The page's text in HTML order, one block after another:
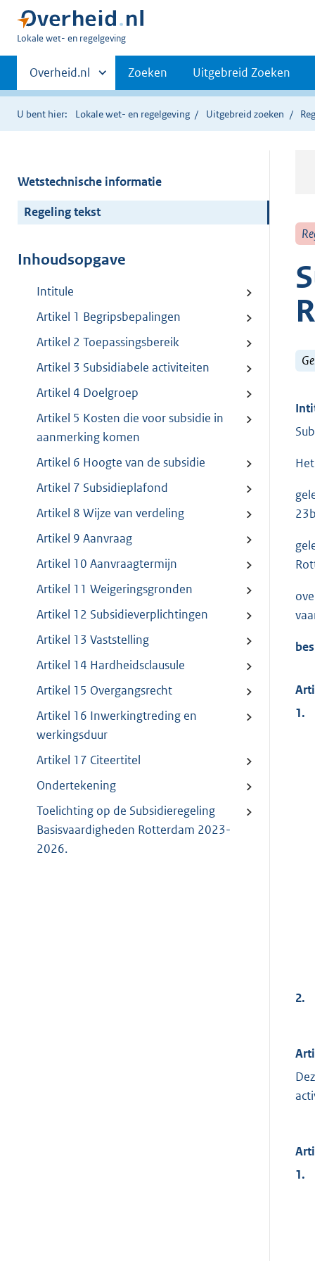
U
hier:
Lokale wet- en regelgeving
Primaire
navigatie
Andere
sites
binnen
Overheid.nl Zoeken Uitgebreid Zoeken
U bent hier: Lokale wet- en regelgeving Uitgebreid zoeken
Wetstechnische informatie
Regeling tekst
Inhoudsopgave
Intitule
Artikel 1 Begripsbepalingen
Artikel 2 Toepassingsbereik
Artikel 3 Subsidiabele activiteiten
Artikel 4 Doelgroep
Artikel 5 Kosten die voor subsidie in
aanmerking komen
Artikel 6 Hoogte van de subsidie
Artikel 7 Subsidieplafond
Artikel 8 Wijze van verdeling
Artikel 9 Aanvraag
Artikel 10 Aanvraagtermijn
Artikel 11 Weigeringsgronden
Artikel 12 Subsidieverplichtingen
Artikel 13 Vaststelling
Artikel 14 Hardheidsclausule
Artikel 15 Overgangsrecht
Artikel 16 Inwerkingtreding en
werkingsduur
Artikel 17 Citeertitel
Ondertekening
Toelichting op de Subsidieregeling
Basisvaardigheden Rotterdam 2023-
2026.
1.
2.
1.